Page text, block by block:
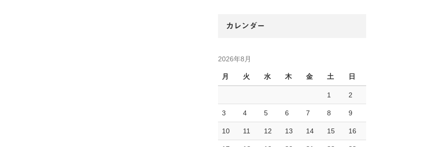
カレンダー
2026年8月
月 火 水 木 金 土 日
1 2
3 4 5 6 7 8 9
10 11 12 13 14 15 16